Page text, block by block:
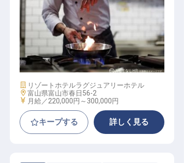
調理スタッフ
施設業態
リゾートホテルラグジュアリーホテル
勤務地
富山県富山市春日56-2
給与
月給／220,000円～ 300,000円
キープする 詳しく見る